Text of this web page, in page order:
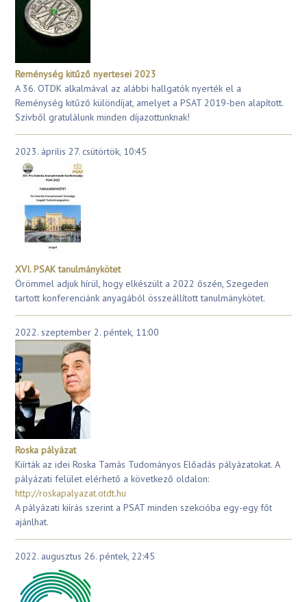
Reménység kitűző nyertesei 2023
A 36. OTDK alkalmával az alábbi hallgatók nyerték el a
Reménység kitűző különdíjat, amelyet a PSAT 2019-ben alapított.
Szívből gratulálunk minden díjazottunknak!
2023. április 27. csütörtök, 10:45
XVI. PSAK tanulmánykötet
Örömmel adjuk hírül, hogy elkészült a 2022 őszén, Szegeden
tartott konferenciánk anyagából összeállított tanulmánykötet.
2022. szeptember 2. péntek, 11:00
Roska pályázat
Kiírták az idei Roska Tamás Tudományos Előadás pályázatokat. A
pályázati felület elérhető a következő oldalon:
http://roskapalyazat.otdt.hu
A pályázati kiírás szerint a PSAT minden szekcióba egy-egy főt
ajánlhat.
2022. augusztus 26. péntek, 22:45